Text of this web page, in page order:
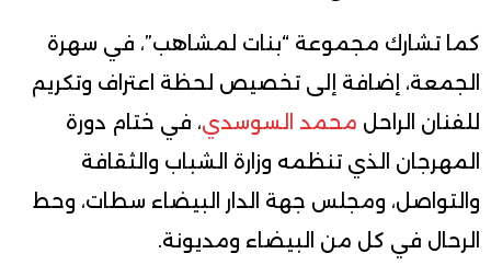
كما تشارك مجموعة “بنات لمشاهب”، في سهرة
الجمعة، إضافة إلى تخصيص لحظة اعتراف وتكريم
للفنان الراحل محمد السوسدي، في ختام دورة
المهرجان الذي تنظمه وزارة الشباب والثقافة
والتواصل، ومجلس جهة الدار البيضاء سطات، وحط
الرحال في كل من البيضاء ومديونة.